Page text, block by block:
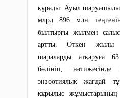
құрады. Ауыл
млрд 896 млн теңгенің
былтырғы жылмен
артты. Өткен жылы
шараларды атқаруға
бөлініп,
энзоотиялық жағдай
құрылыс